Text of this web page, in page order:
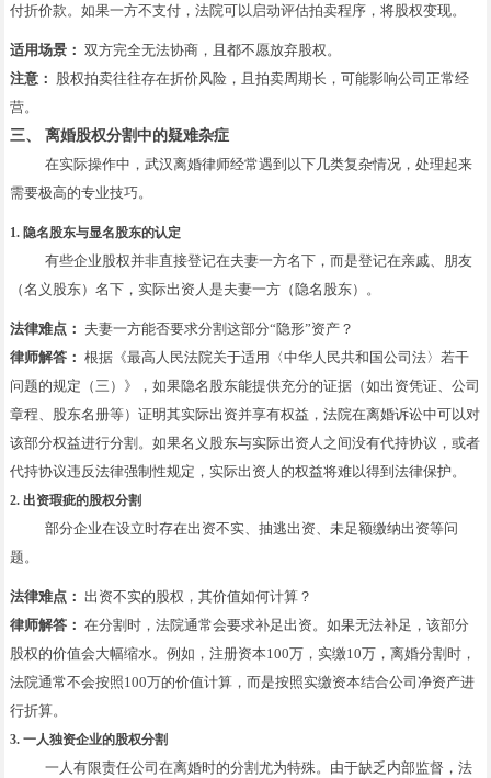
付折价款。如果一方不支付，法院可以启动评估拍卖程序，将股权变现。
适用场景： 双方完全无法协商，且都不愿放弃股权。
注意：
股权拍卖往往存在折价风险，且拍卖周期长，可能影响公司正常经
营。
三、 离婚股权分割中的疑难杂症
在实际操作中，武汉离婚律师经常遇到以下几类复杂情况，处理起来
需要极高的专业技巧。
1. 隐名股东与显名股东的认定
有些企业股权并非直接登记在夫妻一方名下，而是登记在亲戚、朋友
（名义股东）名下，实际出资人是夫妻一方（隐名股东）。
法律难点： 夫妻一方能否要求分割这部分“隐形”资产？
律师解答： 根据《最高人民法院关于适用〈中华人民共和国公司法〉若干
问题的规定（三）》，如果隐名股东能提供充分的证据（如出资凭证、公司
章程、股东名册等）证明其实际出资并享有权益，法院在离婚诉讼中可以对
该部分权益进行分割。如果名义股东与实际出资人之间没有代持协议，或者
代持协议违反法律强制性规定，实际出资人的权益将难以得到法律保护。
2. 出资瑕疵的股权分割
部分企业在设立时存在出资不实、抽逃出资、未足额缴纳出资等问
题。
法律难点： 出资不实的股权，其价值如何计算？
律师解答： 在分割时，法院通常会要求补足出资。如果无法补足，该部分
股权的价值会大幅缩水。例如，注册资本100万，实缴10万，离婚分割时，
法院通常不会按照100万的价值计算，而是按照实缴资本结合公司净资产进
行折算。
3. 一人独资企业的股权分割
一人有限责任公司在离婚时的分割尤为特殊。由于缺乏内部监督，法